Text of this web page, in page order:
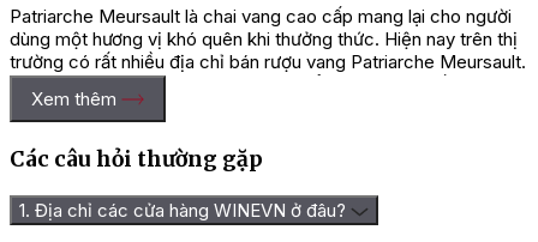
Patriarche Meursault là chai vang cao cấp mang lại cho người
dùng một hương vị khó quên khi thưởng thức. Hiện nay trên thị
trường có rất nhiều địa chỉ bán rượu vang Patriarche Meursault.
Tuy nhiên, bạn nên chọn những địa điểm uy tín, có giấy phép
kinh doanh rõ ràng, có nguồn gốc xuất xứ rõ ràng nếu muốn
mua rượu vang chính hãng, uy tín.
Wine VNlà đại lý rượu vang, rượu mạnh nhập khẩu chính hãng.
Wine VN chuyên nhập khẩu và phân phối các loại
đầy đủ chủng loại đến từ các nước như Ý, Chile, Pháp, ÚC,
Xem thêm
Các câu hỏi thường gặp
1. Địa chỉ các cửa hàng WINEVN ở đâu?